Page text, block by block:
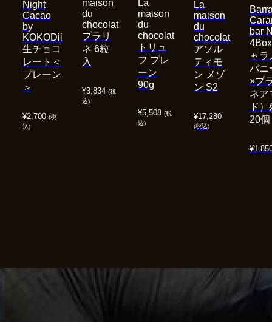
¥2,700 (税
込)
Night
Cacao
by
KOKODii
生チョコ
レート＜
プレーン
＞
¥3,834 (税
込)
maison
du
chocolat
プラリ
ネ 6粒
入
¥5,508 (税
込)
La
maison
du
chocolat
トリュ
フ プレ
ーン
90g
¥17,280
(税込)
La
maison
du
chocolat
アソル
ティモ
ン メゾ
ン S2
¥
bar
ャラ
バニ
×プ
ネア
ド
20個